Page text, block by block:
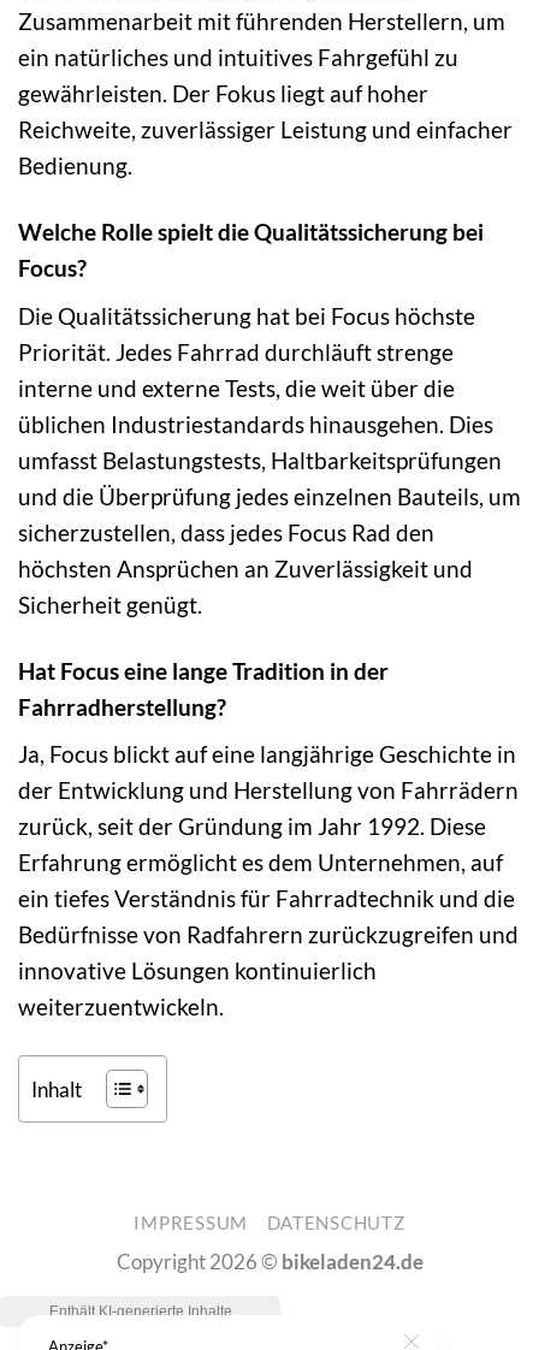
Zusammenarbeit mit führenden Herstellern, um
ein natürliches und intuitives Fahrgefühl zu
gewährleisten. Der Fokus liegt auf hoher
Reichweite, zuverlässiger Leistung und einfacher
Bedienung.
Welche Rolle spielt die Qualitätssicherung bei
Focus?
Die Qualitätssicherung hat bei Focus höchste
Priorität. Jedes Fahrrad durchläuft strenge
interne und externe Tests, die weit über die
üblichen Industriestandards hinausgehen. Dies
umfasst Belastungstests, Haltbarkeitsprüfungen
und die Überprüfung jedes einzelnen Bauteils, um
sicherzustellen, dass jedes Focus Rad den
höchsten Ansprüchen an Zuverlässigkeit und
Sicherheit genügt.
Hat Focus eine lange Tradition in der
Fahrradherstellung?
Ja, Focus blickt auf eine langjährige Geschichte in
der Entwicklung und Herstellung von Fahrrädern
zurück, seit der Gründung im Jahr 1992. Diese
Erfahrung ermöglicht es dem Unternehmen, auf
ein tiefes Verständnis für Fahrradtechnik und die
Bedürfnisse von Radfahrern zurückzugreifen und
innovative Lösungen kontinuierlich
weiterzuentwickeln.
Inhalt
IMPRESSUM DATENSCHUTZ
Copyright 2026 © bikeladen24.de